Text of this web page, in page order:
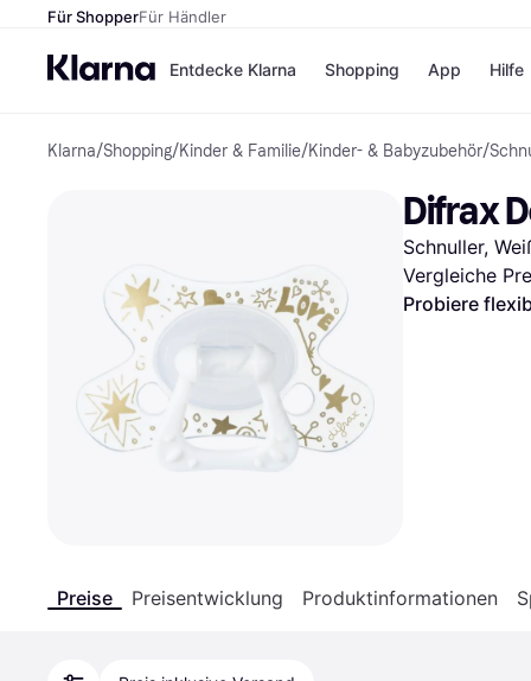
Für ShopperFür Händler
Entdecke Klarna
Zahlungsmethoden
Sofort bezahlen
Bezahle in 3
Teilzahlungen
Bezahle in bis zu 30
Tagen
Ratenzahlung
Shopping
Shops
eBay
Temu
SHEIN
App Hilfe
Klarna/Shopping/Kinder & Familie/Kinder- & Babyzubehör/
Difrax
Schnuller,
Vergleiche
Probiere
Preise Preisentwicklung Produktinformationen